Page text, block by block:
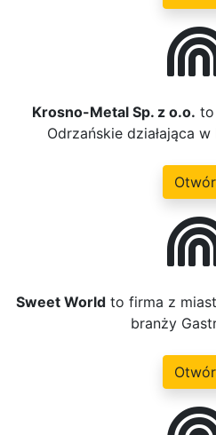
Krosno-Metal Sp. z o.o. to
Odrzańskie działająca
Sweet World to firma z
branży